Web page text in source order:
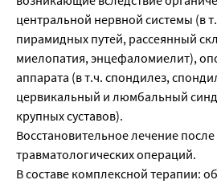
центральной нервной системы (в
пирамидных путей, рассеянный
миелопатия, энцефаломиелит),
аппарата (в т.ч. спондилез,
цервикальный и люмбальный
крупных суставов).
Восстановительное лечение
травматологических операций.
В составе комплексной терапии: